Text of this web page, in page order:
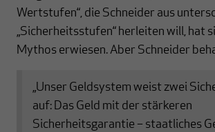
Wertstufen“, die Schneider aus
„Sicherheitsstufen“ herleiten will, hat
Mythos erwiesen. Aber Schneider
„Unser Geldsystem weist zwei
auf: Das Geld mit der stärkeren
Sicherheitsgarantie – staatliches